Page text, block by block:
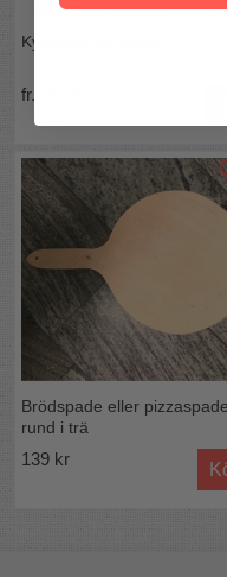
Kylväska för boxvin
fr. 297 kr
Brödspade eller pizzaspade
rund i trä
139 kr